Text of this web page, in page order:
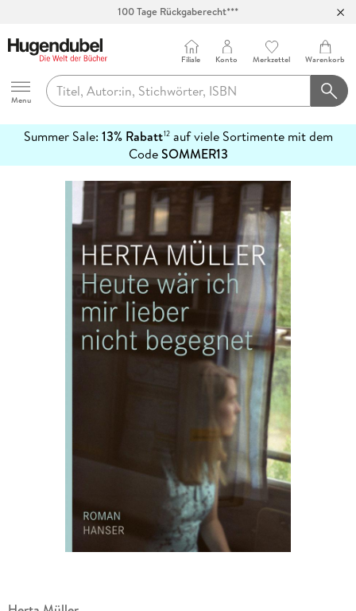
100 Tage Rückgaberecht***
Hugendubel
Menu
Filiale Konto Merkzettel Warenkorb
Summer Sale: 13% Rabatt12auf viele Sortimente mit dem
CodeSOMMER13
erfahren